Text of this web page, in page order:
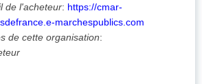
de l'acheteur: https://cmar-
marchespublics.com
de cette organisation: